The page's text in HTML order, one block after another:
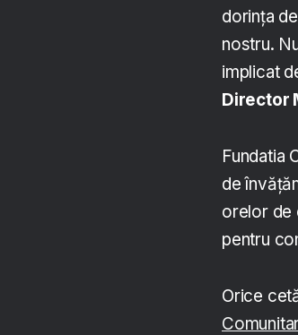
dorința
nostru.
implicat
Director
Fundatia
de
orelor de
pentru
Orice